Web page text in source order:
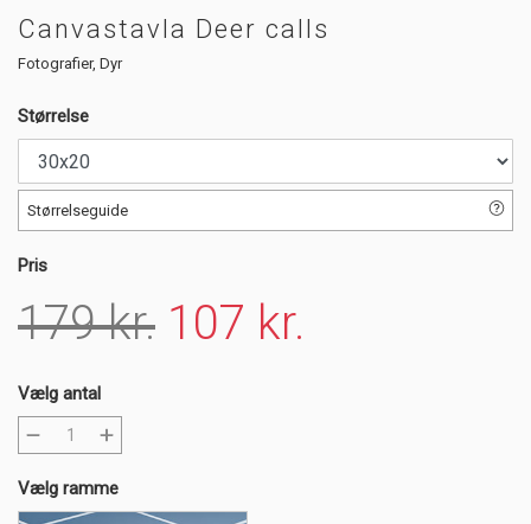
Canvastavla Deer calls
Fotografier, Dyr
Størrelse
Størrelseguide
Pris
179 kr. 107 kr.
Vælg antal
Vælg ramme